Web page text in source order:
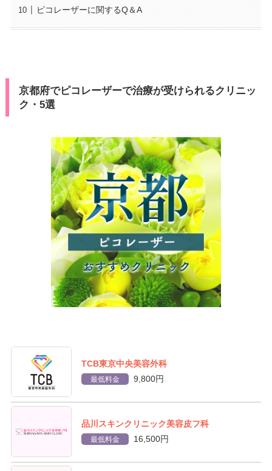
ピコレーザーに関するQ＆A
京都府でピコレーザーで治療が受けられるクリニッ
ク・5選
TCB東京中央美容外科
最低料金 9,800円
品川スキンクリニック美容皮フ科
最低料金 16,500円